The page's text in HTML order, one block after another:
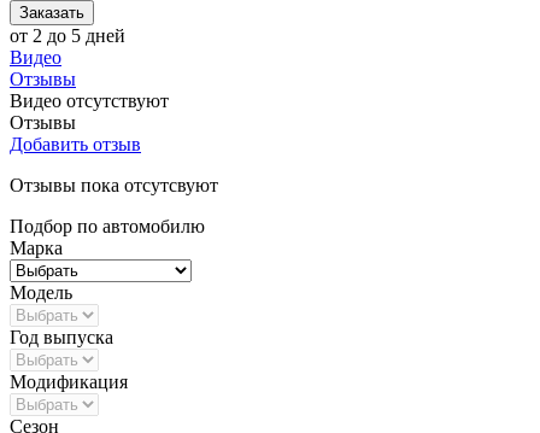
от 2 до 5 дней
Видео
Отзывы
Видео отсутствуют
Отзывы
Добавить отзыв
Отзывы пока отсутсвуют
Подбор по автомобилю
Марка
Модель
Год выпуска
Модификация
Сезон